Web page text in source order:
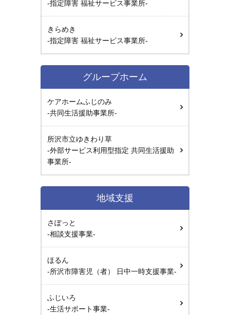
-指定障害 福祉サービス事業所-
きらめき
-指定障害 福祉サービス事業所-
グループホーム
ケアホームふじのみ
-共同生活援助事業所-
所沢市立ゆきわり草
-外部サービス利用型指定 共同生活援助
事業所-
地域支援
さぽっと
-相談支援事業-
ほるん
-所沢市障害児（者） 日中一時支援事業-
ふじいろ
-生活サポート事業-